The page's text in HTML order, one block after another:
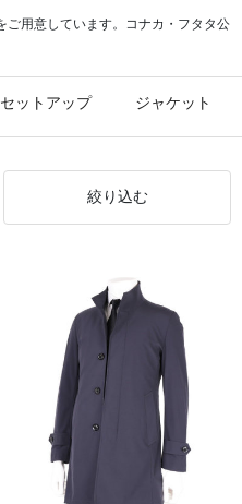
ート 快適
ご用意しています。コナカ・フタタ公
セットアップ ジャケット
絞り込む